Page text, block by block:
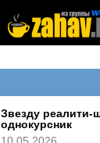
Звезду реалити-
однокурсник